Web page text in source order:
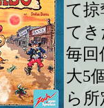
て
て
毎回
大5
ら